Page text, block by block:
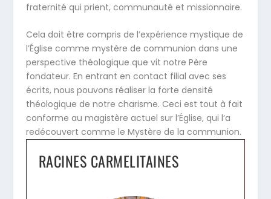
fraternité qui prient, communauté et missionnaire.
Cela doit être compris de l’expérience mystique de
l’Église comme mystère de communion dans une
perspective théologique que vit notre Père
fondateur. En entrant en contact filial avec ses
écrits, nous pouvons réaliser la forte densité
théologique de notre charisme. Ceci est tout à fait
conforme au magistère actuel sur l’Église, qui l’a
redécouvert comme le Mystère de la communion.
RACINES CARMELITAINES